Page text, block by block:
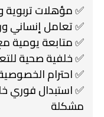
✅ مؤهلات
✅ تعامل إنساني
✅ متابعة يومية
✅ خلفية صحية
✅ احترام
✅ استبدال فوري
مشكلة